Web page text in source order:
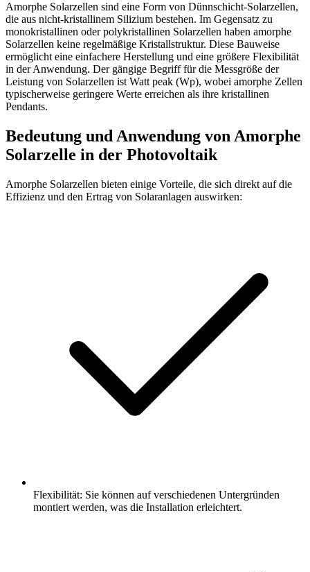
Amorphe Solarzellen sind eine Form von Dünnschicht-Solarzellen,
die aus nicht-kristallinem Silizium bestehen. Im Gegensatz zu
monokristallinen oder polykristallinen Solarzellen haben amorphe
Solarzellen keine regelmäßige Kristallstruktur. Diese Bauweise
ermöglicht eine einfachere Herstellung und eine größere Flexibilität
in der Anwendung. Der gängige Begriff für die Messgröße der
Leistung von Solarzellen ist Watt peak (Wp), wobei amorphe Zellen
typischerweise geringere Werte erreichen als ihre kristallinen
Pendants.
Bedeutung und Anwendung von Amorphe
Solarzelle in der Photovoltaik
Amorphe Solarzellen bieten einige Vorteile, die sich direkt auf die
Effizienz und den Ertrag von Solaranlagen auswirken:
Flexibilität: Sie können auf verschiedenen Untergründen
montiert werden, was die Installation erleichtert.